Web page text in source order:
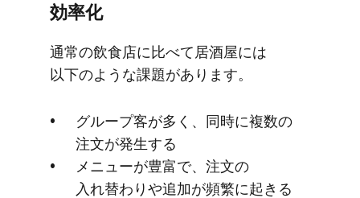
効率化
通常の​飲食店に​比べて​居酒屋には​
以下のような​課題が​あります。
グループ客が​多く、​同時に​複数の​
注文が​発生する
メニューが​豊富で、​注文の​
入れ替わりや​追加が​頻繁に​起きる